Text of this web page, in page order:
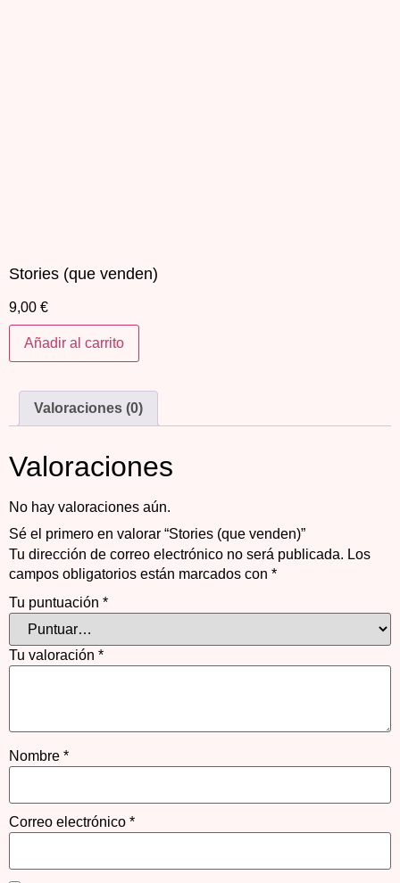
Stories (que venden)
9,00 €
Añadir al carrito
Valoraciones (0)
Valoraciones
No hay valoraciones aún.
Sé el primero en valorar “Stories (que venden)”
Tu dirección de correo electrónico no será publicada. Los
campos obligatorios están marcados con *
Tu puntuación *
Tu valoración *
Nombre *
Correo electrónico *